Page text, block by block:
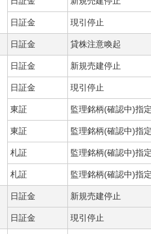
日証金 現引停止
日証金 貸株注意喚起
日証金 新規売建停止
日証金 現引停止
東証 監理銘柄(確認中)指
東証 監理銘柄(確認中)指
札証 監理銘柄(確認中)指
札証 監理銘柄(確認中)指
日証金 新規売建停止
日証金 現引停止